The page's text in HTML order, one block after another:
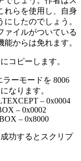
れらを使用し、自身
したのでしょう。
ァイルがついている
からは免れます。
コピーします。
ーモードを 8006
なります。
– 0x0004
– 0x0002
– 0x8000
功するとスクリプ